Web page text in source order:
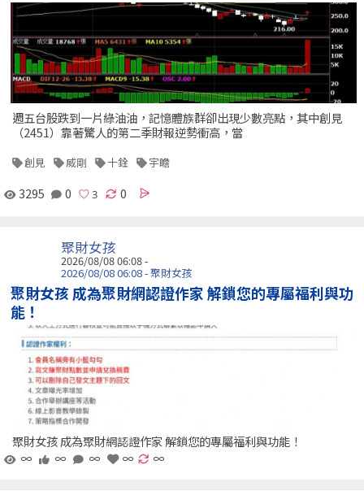
週五台股跌到一片綠油油，記憶體族群卻出現少數亮點，其中創見
（2451）靠著驚人的第二季財報逆勢衝高，當
創見 威剛 十銓 宇瞻
3295 0 0
聚財女孩
2026/08/08 06:08 -
2026/08/08 06:08 - 聚財女孩
聚財女孩 成為聚財網認證作家 解鎖您的專屬福利與功
能！
聚財女孩 成為聚財網認證作家 解鎖您的專屬福利與功能！
∞
∞ ∞ ∞ ∞